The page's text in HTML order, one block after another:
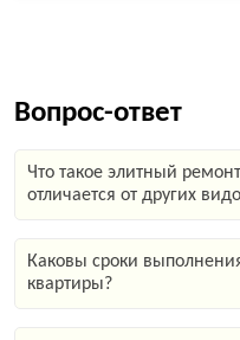
Вопрос-ответ
Что такое элитный
отличается от других
Каковы сроки
квартиры?